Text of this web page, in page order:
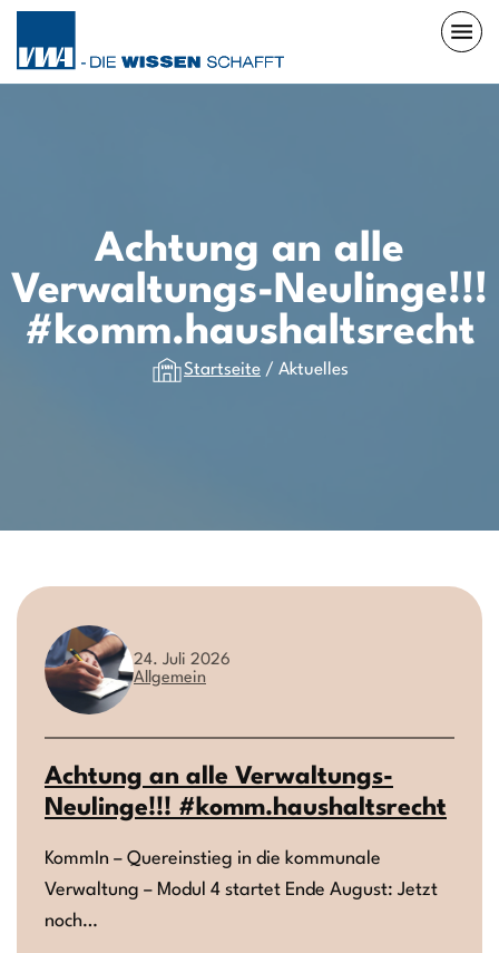
Achtung an alle
Verwaltungs-Neulinge!!!
#komm.haushaltsrecht
Startseite / Aktuelles
24. Juli 2026
Allgemein
Achtung an alle Verwaltungs-
Neulinge!!! #komm.haushaltsrecht
KommIn – Quereinstieg in die kommunale
Verwaltung – Modul 4 startet Ende August: Jetzt
noch…